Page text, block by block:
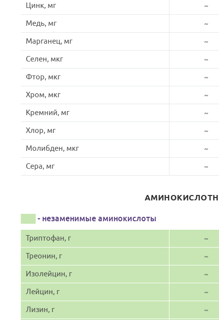
Цинк, мг
~
Медь, мг
~
Марганец, мг
~
Селен, мкг
~
Фтор, мкг
~
Хром, мкг
~
Кремний, мг
~
Хлор, мг
~
Молибден, мкг
~
Сера, мг
~
- незаменимые аминокислоты
Триптофан, г ~
Треонин, г
~
Изолейцин, г
~
Лейцин, г
~
Лизин, г
~